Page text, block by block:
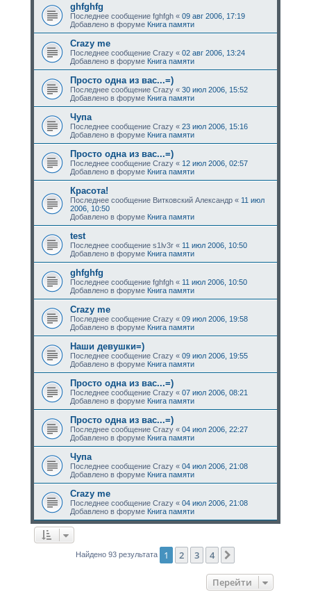
ghfghfg
Последнее сообщение fghfgh« 09 авг 2006, 17:19
Добавлено в форуме Книга памяти
Crazy me
Последнее сообщение Crazy« 02 авг 2006, 13:24
Добавлено в форуме Книга памяти
Просто одна из вас...=)
Последнее сообщение Crazy« 30 июл 2006, 15:52
Добавлено в форуме Книга памяти
Чупа
Последнее сообщение Crazy« 23 июл 2006, 15:16
Добавлено в форуме Книга памяти
Просто одна из вас...=)
Последнее сообщение Crazy« 12 июл 2006, 02:57
Добавлено в форуме Книга памяти
Красота!
Последнее сообщение Витковский Александр« 11 июл
2006, 10:50
Добавлено в форуме Книга памяти
test
Последнее сообщение s1lv3r« 11 июл 2006, 10:50
Добавлено в форуме Книга памяти
ghfghfg
Последнее сообщение fghfgh« 11 июл 2006, 10:50
Добавлено в форуме Книга памяти
Crazy me
Последнее сообщение Crazy« 09 июл 2006, 19:58
Добавлено в форуме Книга памяти
Наши девушки=)
Последнее сообщение Crazy« 09 июл 2006, 19:55
Добавлено в форуме Книга памяти
Просто одна из вас...=)
Последнее сообщение Crazy« 07 июл 2006, 08:21
Добавлено в форуме Книга памяти
Просто одна из вас...=)
Последнее сообщение Crazy« 04 июл 2006, 22:27
Добавлено в форуме Книга памяти
Чупа
Последнее сообщение Crazy« 04 июл 2006, 21:08
Добавлено в форуме Книга памяти
Crazy me
Последнее сообщение Crazy« 04 июл 2006, 21:08
Добавлено в форуме Книга памяти
Найдено 93 результата 1 2 3 4
Перейти